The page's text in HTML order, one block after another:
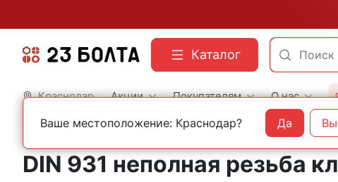
Каталог
Краснодар Акции Покупателям О нас
Главная Строительный крепеж Болты DIN 931 шестигранные с неполной резьбой
DIN 931 неполная резьба
Ваше местоположение: Краснодар? Да